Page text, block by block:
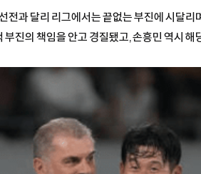
과 달리 리그에서는 끝없는 부진에 시달리
진의 책임을 안고 경질됐고, 손흥민 역시